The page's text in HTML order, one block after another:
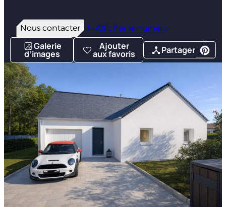
Nous contacter Afficher le numéro
Galerie
d’images
Ajouter
aux favoris Partager